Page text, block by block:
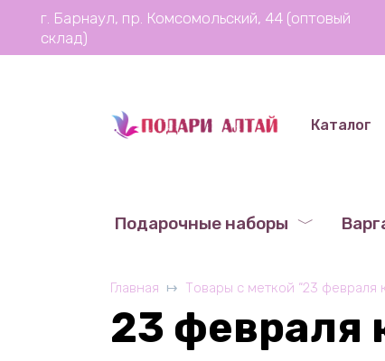
Перейти
содержанию
г. Барнаул, пр. Комсомольский, 44 (оптовый
склад)
Каталог
Подарочные наборы
Главная Товары с меткой “23 февраля
23 февраля